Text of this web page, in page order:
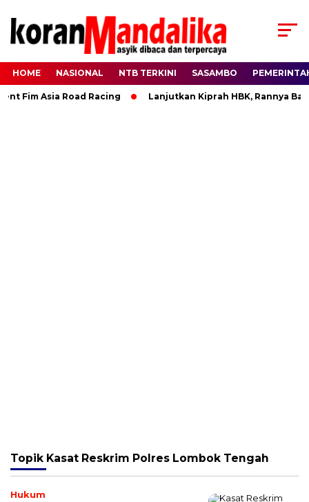
HOME NASIONAL NTB TERKINI SASAMBO
Fim Asia Road Racing Lanjutkan Kiprah HBK, Rannya
Topik Kasat Reskrim Polres Lombok Tengah
Hukum